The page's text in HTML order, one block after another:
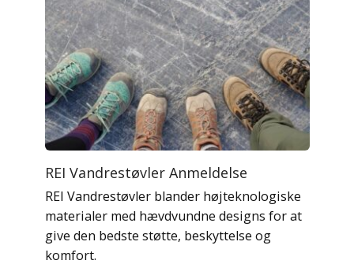
REI Vandrestøvler Anmeldelse
REI Vandrestøvler blander højteknologiske
materialer med hævdvundne designs for at
give den bedste støtte, beskyttelse og
komfort.